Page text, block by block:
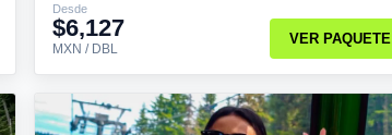
Desde
$6,127
MXN / DBL
VER PAQUETE